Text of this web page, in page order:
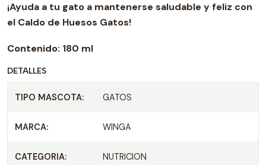
¡Ayuda a tu gato a mantenerse saludable y feliz con
el Caldo de Huesos Gatos!
Contenido: 180 ml
DETALLES
TIPO MASCOTA: GATOS
MARCA: WINGA
CATEGORIA: NUTRICION